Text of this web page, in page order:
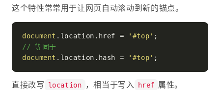
这个特性常常用于让网页自动滚动到新的锚点。
document . location . href = '#top'
// 等同于
document . location . hash = '#top'
直接改写 location ，相当于写入 href 属性。